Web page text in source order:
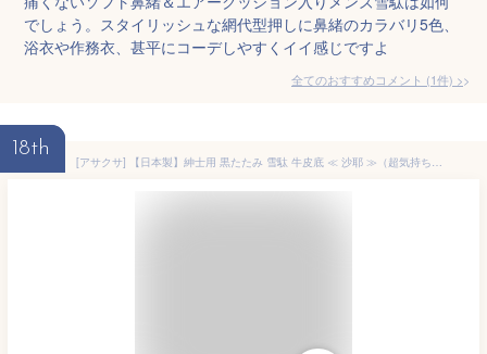
でしょう。スタイリッシュな網代型押しに鼻緒のカラバリ5色、
浴衣や作務衣、甚平にコーデしやすくイイ感じですよ
全てのおすすめコメント (1件) >
18th
[アサクサ] 【日本製】紳士用 黒たたみ 雪駄 牛皮底 ≪ 沙耶 ≫（超気持ちい~！）鼻緒は印伝調です。男 男性 紳士 メンズ 黒 市松 サ L